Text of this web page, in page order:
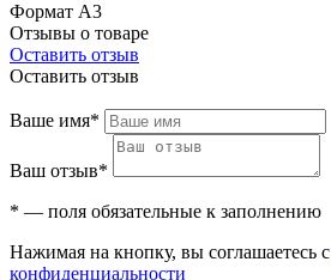
Формат А3
Отзывы о товаре
Оставить отзыв
Оставить отзыв
Ваше имя*
Ваш отзыв*
* — поля обязательные к заполнению
Нажимая на кнопку, вы соглашаетесь с
конфиденциальности